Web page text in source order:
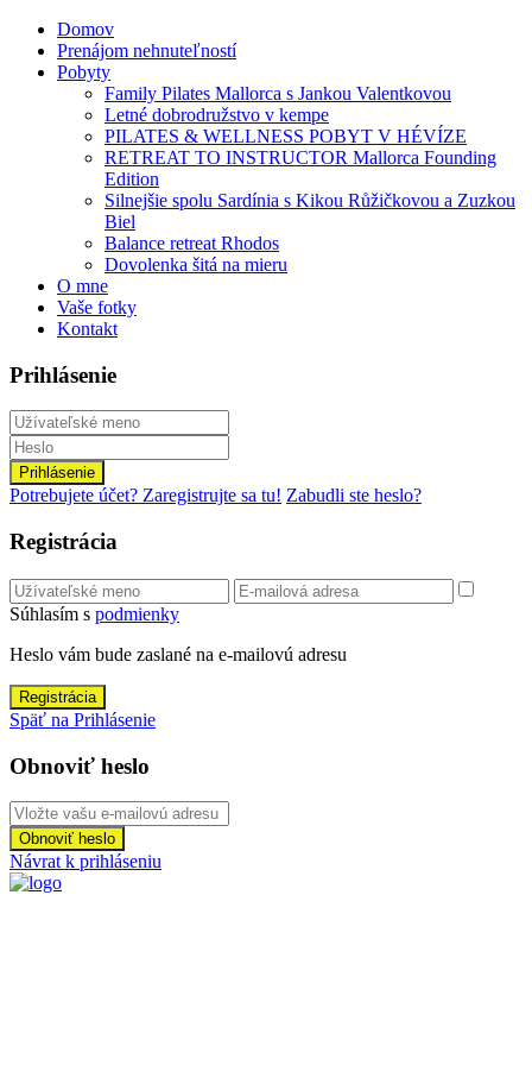
Domov
Prenájom nehnuteľností
Pobyty
Family Pilates Mallorca s Jankou Valentkovou
Letné dobrodružstvo v kempe
PILATES & WELLNESS POBYT V HÉVÍZE
RETREAT TO INSTRUCTOR Mallorca Founding
Edition
Silnejšie spolu Sardínia s Kikou Růžičkovou a Zuzkou
Biel
Balance retreat Rhodos
Dovolenka šitá na mieru
O mne
Vaše fotky
Kontakt
Prihlásenie
Prihlásenie
Potrebujete účet? Zaregistrujte sa tu! Zabudli ste heslo?
Registrácia
Súhlasím s podmienky
Heslo vám bude zaslané na e-mailovú adresu
Registrácia
Späť na Prihlásenie
Obnoviť heslo
Obnoviť heslo
Návrat k prihláseniu